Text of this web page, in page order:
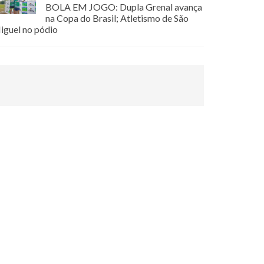
BOLA EM JOGO: Dupla Grenal avança
na Copa do Brasil; Atletismo de São
no pódio